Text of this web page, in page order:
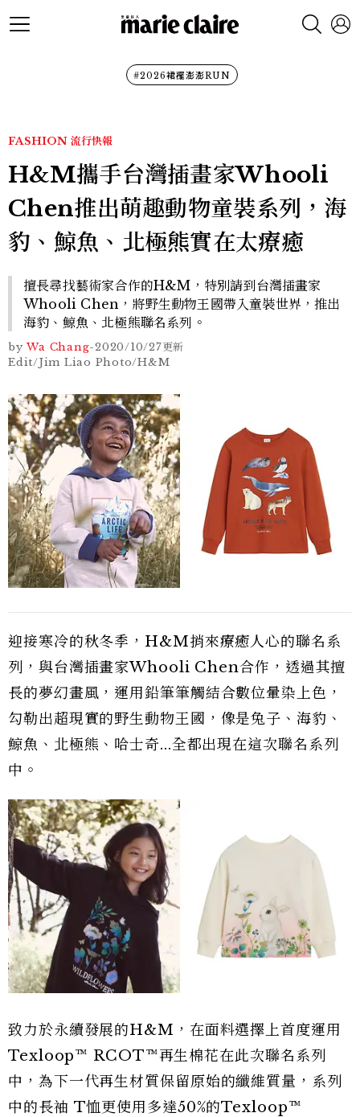
#2026裙襬澎澎RUN
FASHION 流行快報
H&M攜手台灣插畫家Whooli
Chen推出萌趣動物童裝系列，海
豹、鯨魚、北極熊實在太療癒
擅長尋找藝術家合作的H&M，特別請到台灣插畫家
Whooli Chen，將野生動物王國帶入童裝世界，推出
海豹、鯨魚、北極熊聯名系列。
by Wa Chang-2020/10/27更新
Edit/Jim Liao Photo/H&M
迎接寒冷的秋冬季，H&M捎來療癒人心的聯名系
列，與台灣插畫家Whooli Chen合作，透過其擅
長的夢幻畫風，運用鉛筆筆觸結合數位暈染上色，
勾勒出超現實的野生動物王國，像是兔子、海豹、
鯨魚、北極熊、哈士奇...全都出現在這次聯名系列
中。
致力於永續發展的H&M，在面料選擇上首度運用
Texloop™ RCOT™再生棉花在此次聯名系列
中，為下一代再生材質保留原始的纖維質量，系列
中的長袖 T恤更使用多達50%的Texloop™